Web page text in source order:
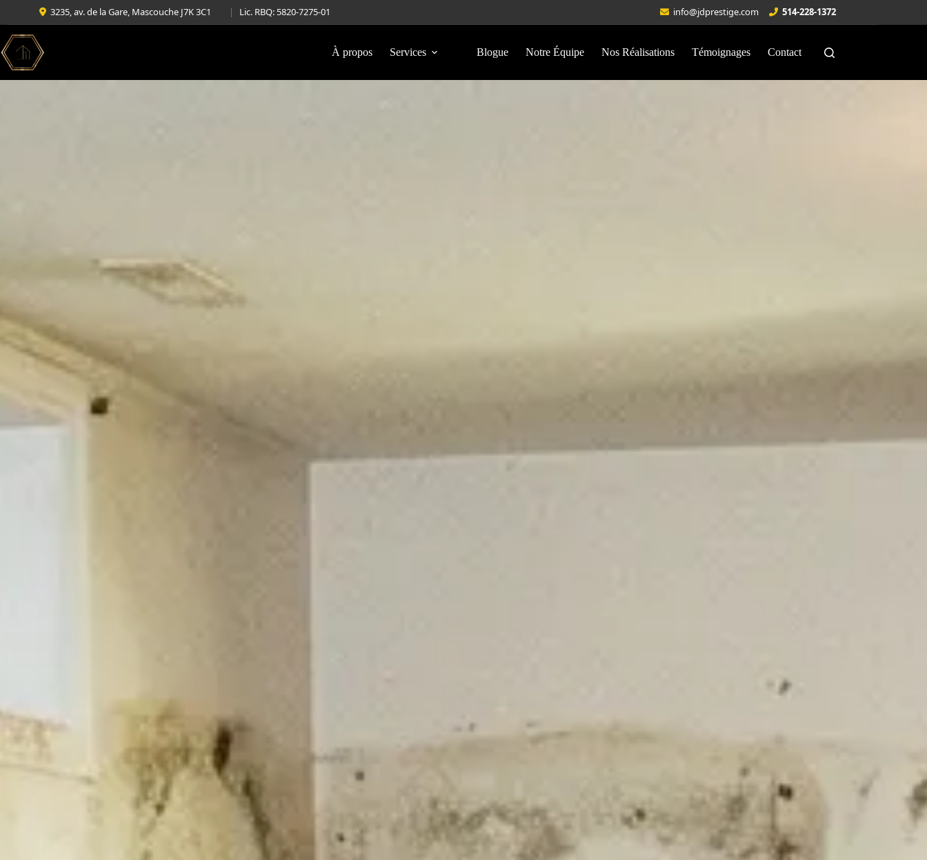
3235, av. de la Gare, Mascouche J7K 3C1 | Lic. RBQ: 5820-7275-01 info@jdprestige.com 514-228-1372
À propos Services Blogue Notre Équipe Nos Réalisations Témoignages Contact